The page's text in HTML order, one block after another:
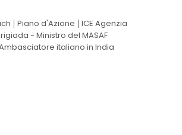
Piano d'Azione
ICE Agenzia
- Ministro del MASAF
italiano in India